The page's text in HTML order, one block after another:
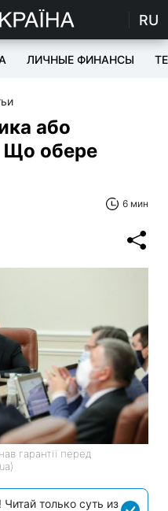
RU
ЛИЧНЫЕ ФИНАНСЫ
або
Що обере
6 мин
гарантії перед
только суть из